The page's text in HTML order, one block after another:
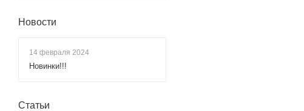
Новости
14 февраля 2024
Новинки!!!
Статьи